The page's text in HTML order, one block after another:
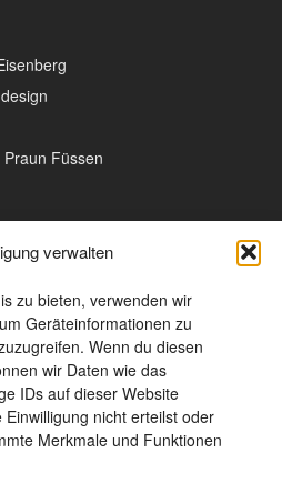
verwalten
zu bieten, verwenden wir
Geräteinformationen zu
Wenn du diesen
wir Daten wie das
IDs auf dieser Website
nicht erteilst oder
Merkmale und Funktionen
Füssen